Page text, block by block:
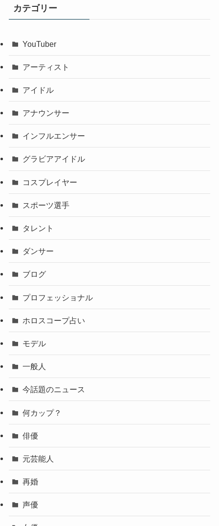
カテゴリー
YouTuber
アーティスト
アイドル
アナウンサー
インフルエンサー
グラビアアイドル
コスプレイヤー
スポーツ選手
タレント
ダンサー
ブログ
プロフェッショナル
ホロスコープ占い
モデル
一般人
今話題のニュース
何カップ？
俳優
元芸能人
再婚
声優